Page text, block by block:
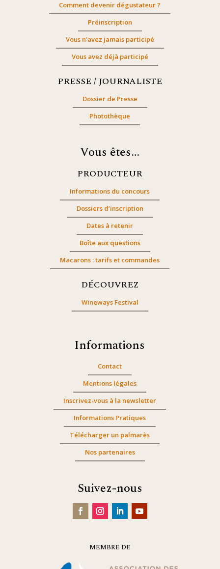
Comment devenir dégustateur ?
Préinscription
Vous n’avez jamais participé
Vous avez déjà participé
PRESSE / JOURNALISTE
Dossier de Presse
Photothèque
Vous êtes…
PRODUCTEUR
Informations du concours
Dossiers d’inscription
Dates à retenir
Boîte aux questions
Macarons : tarifs et commandes
DÉCOUVREZ
Wineways Festival
Informations
Contact
Mentions légales
Inscrivez-vous à la newsletter
Informations Pratiques
Télécharger un palmarès
Nos partenaires
Suivez-nous
MEMBRE DE